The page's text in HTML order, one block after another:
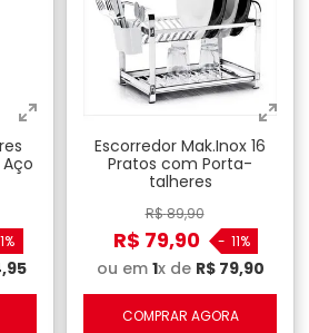
,95
Escorredor Mak.Inox 16
Pratos com Porta-
talheres
R$89,90
R$ 79,90 - 11%
ou em 1x de R$ 79,90
COMPRAR AGORA